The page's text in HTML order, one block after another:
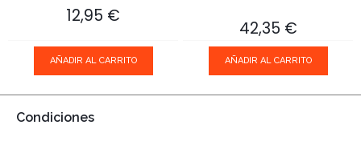
12,95 €
AÑADIR AL CARRITO
42,35 €
AÑADIR AL CARRITO
Condiciones